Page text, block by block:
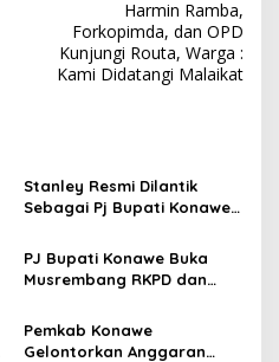
Harmin Ramba,
Forkopimda, dan OPD
Kunjungi Routa, Warga :
Kami Didatangi Malaikat
Stanley Resmi Dilantik
Sebagai Pj Bupati Konawe,
Program dan Pilkada
Serentak
PJ Bupati Konawe Buka
Musrembang RKPD dan
Pembangunan dan
Penanggulangan Stunting
Pemkab Konawe
Gelontorkan Anggaran